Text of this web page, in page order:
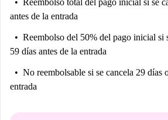
Reembolso total del pago inicial si se
antes de la entrada
Reembolso del 50% del pago inicial si
59 días antes de la entrada
No reembolsable si se cancela 29 días
entrada